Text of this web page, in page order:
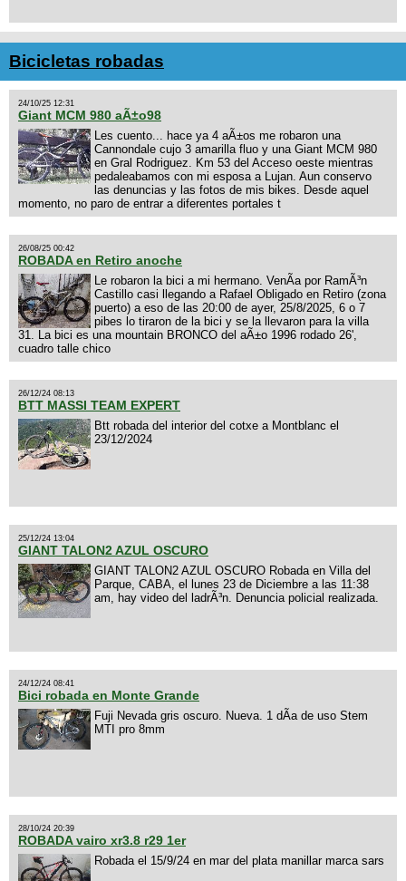
Bicicletas robadas
24/10/25 12:31
Giant MCM 980 aÃ±o98
Les cuento... hace ya 4 aÃ±os me robaron una
Cannondale cujo 3 amarilla fluo y una Giant MCM 980
en Gral Rodriguez. Km 53 del Acceso oeste mientras
pedaleabamos con mi esposa a Lujan. Aun conservo
las denuncias y las fotos de mis bikes. Desde aquel
momento, no paro de entrar a diferentes portales t
26/08/25 00:42
ROBADA en Retiro anoche
Le robaron la bici a mi hermano. VenÃ­a por RamÃ³n
Castillo casi llegando a Rafael Obligado en Retiro (zona
puerto) a eso de las 20:00 de ayer, 25/8/2025, 6 o 7
pibes lo tiraron de la bici y se la llevaron para la villa
31. La bici es una mountain BRONCO del aÃ±o 1996 rodado 26',
cuadro talle chico
26/12/24 08:13
BTT MASSI TEAM EXPERT
Btt robada del interior del cotxe a Montblanc el
23/12/2024
25/12/24 13:04
GIANT TALON2 AZUL OSCURO
GIANT TALON2 AZUL OSCURO Robada en Villa del
Parque, CABA, el lunes 23 de Diciembre a las 11:38
am, hay video del ladrÃ³n. Denuncia policial realizada.
24/12/24 08:41
Bici robada en Monte Grande
Fuji Nevada gris oscuro. Nueva. 1 dÃ­a de uso Stem
MTI pro 8mm
28/10/24 20:39
ROBADA vairo xr3.8 r29 1er
Robada el 15/9/24 en mar del plata manillar marca sars